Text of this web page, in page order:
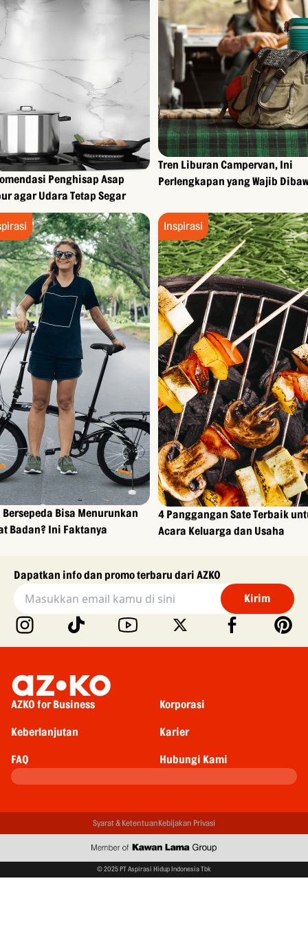
Penghisap Asap
agar Udara Tetap Segar
Tren Liburan Campervan, Ini
Perlengkapan yang Wajib
Bersepeda Bisa Menurunkan
Badan? Ini Faktanya
Inspirasi
4 Panggangan Sate Terbaik
Acara Keluarga dan Usaha
Dapatkan info dan promo terbaru dari AZKO
Kirim
AZKO for Business Korporasi
Keberlanjutan Karier
FAQ Hubungi Kami
Syarat & KetentuanKebijakan Privasi
© 2025 PT Aspirasi Hidup Indonesia Tbk